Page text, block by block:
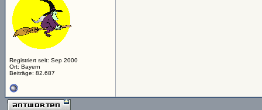
Registriert seit: Sep 2000
Ort: Bayern
Beiträge: 82.687